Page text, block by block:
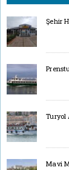
Şehir
Turyol
Mavi